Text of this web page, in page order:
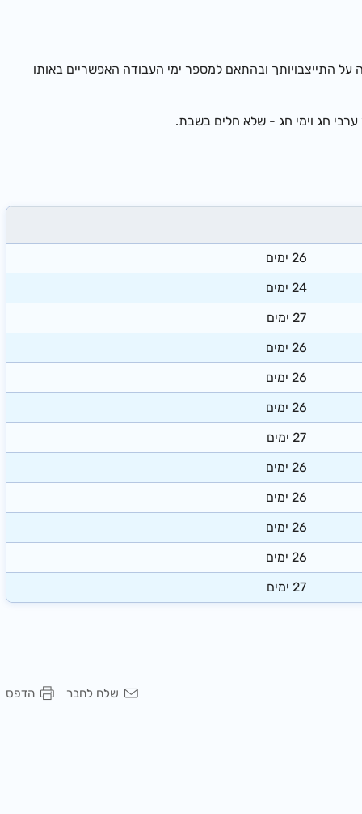
התייצבויותך ובהתאם למספר ימי העבודה האפשריים באותו
ערבי חג וימי חג - שלא חלים בשבת.
26​ ימים
​24 ימים
​27 ימים
26 ימים
​26 ימים
​26 ימים
​27 ימים
​26 ימים
​26 ימים
​26 ימים
​26 ימים
​27 ימים
הדפס שלח לחבר